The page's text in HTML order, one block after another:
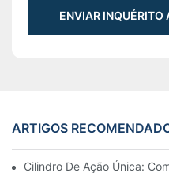
ENVIAR INQUÉRITO
ARTIGOS
Cilindro De Ação Única: